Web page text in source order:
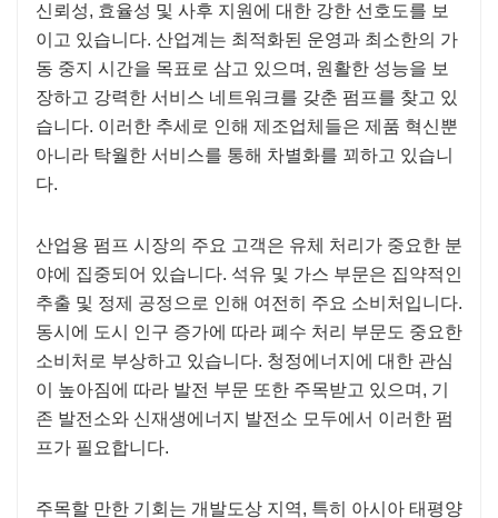
신뢰성, 효율성 및 사후 지원에 대한 강한 선호도를 보
이고 있습니다. 산업계는 최적화된 운영과 최소한의 가
동 중지 시간을 목표로 삼고 있으며, 원활한 성능을 보
장하고 강력한 서비스 네트워크를 갖춘 펌프를 찾고 있
습니다. 이러한 추세로 인해 제조업체들은 제품 혁신뿐
아니라 탁월한 서비스를 통해 차별화를 꾀하고 있습니
다.
산업용 펌프 시장의 주요 고객은 유체 처리가 중요한 분
야에 집중되어 있습니다. 석유 및 가스 부문은 집약적인
추출 및 정제 공정으로 인해 여전히 주요 소비처입니다.
동시에 도시 인구 증가에 따라 폐수 처리 부문도 중요한
소비처로 부상하고 있습니다. 청정에너지에 대한 관심
이 높아짐에 따라 발전 부문 또한 주목받고 있으며, 기
존 발전소와 신재생에너지 발전소 모두에서 이러한 펌
프가 필요합니다.
주목할 만한 기회는 개발도상 지역, 특히 아시아 태평양